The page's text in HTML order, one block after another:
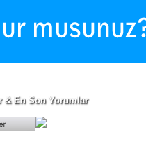
& En Son Yorumlar